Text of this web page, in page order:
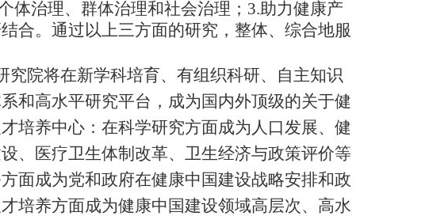
体治理、群体治理和社会治理； 3.助力健康产
合。通过以上三方面的研究，整体、综合地服
究院将在新学科培育、有组织科研、自主知识
和高水平研究平台 ，成为国内外顶级的关于健
培养中心：在科学研究方面成为人口发展、健
、医疗卫生体制改革、卫生经济与政策评价等
面成为党和政府在健康中国建设战略安排和政
培养方面成为健康中国建设领域高层次、高水